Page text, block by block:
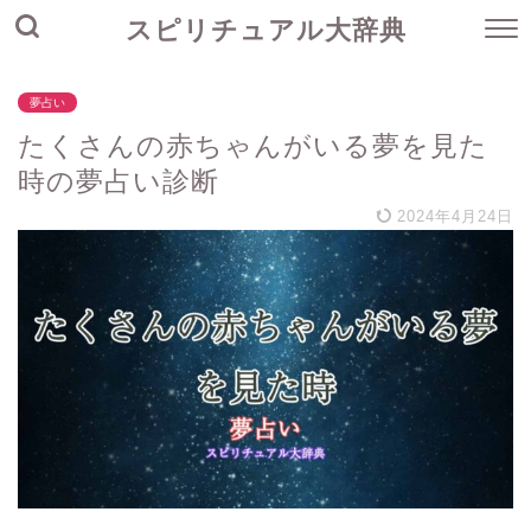
スピリチュアル大辞典
夢占い
たくさんの赤ちゃんがいる夢を見た
時の夢占い診断
2024年4月24日